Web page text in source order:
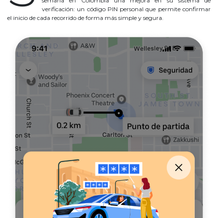
verificación: un código PIN personal que permite confirmar
el inicio de cada recorrido de forma más simple y segura.